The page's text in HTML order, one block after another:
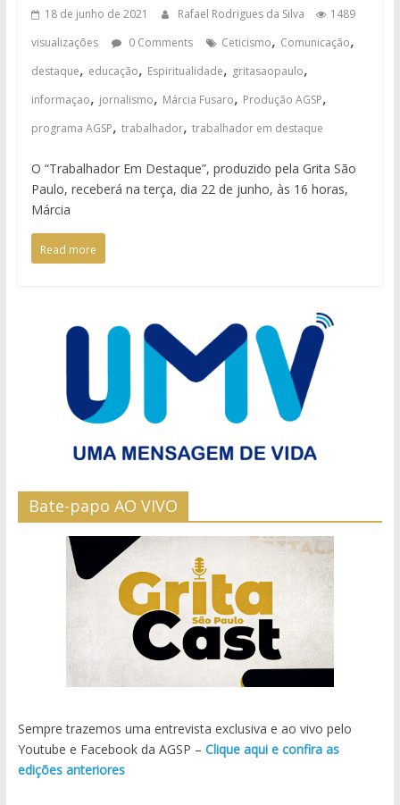
18 de junho de 2021 Rafael Rodrigues da Silva
1489
visualizações
0 Comments Ceticismo, Comunicação,
destaque, educação, Espiritualidade, gritasaopaulo,
informaçao, jornalismo, Márcia Fusaro, Produção AGSP,
programa AGSP, trabalhador, trabalhador em destaque
O “Trabalhador Em Destaque”, produzido pela Grita São
Paulo, receberá na terça, dia 22 de junho, às 16 horas,
Márcia
Read more
Bate-papo AO VIVO
Sempre trazemos uma entrevista exclusiva e ao vivo pelo
Youtube e Facebook da AGSP – Clique aqui e confira as
edições anteriores